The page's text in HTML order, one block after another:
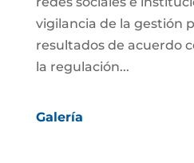
vigilancia de la gestión
resultados de acuerdo
la regulación...
Galería